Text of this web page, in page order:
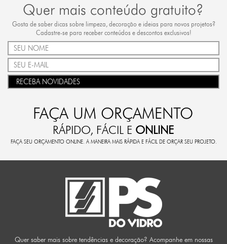
Quer mais conteúdo gratuito?
Gosta de saber dicas sobre limpeza, decoração e ideias para novos projetos?
Cadastre-se para receber conteúdos e descontos exclusivos!
RECEBA NOVIDADES
FAÇA UM ORÇAMENTO
RÁPIDO, FÁCIL E ONLINE
FAÇA SEU ORÇAMENTO ONLINE. A MANEIRA MAIS RÁPIDA E FÁCIL DE ORÇAR SEU PROJETO.
Quer saber mais sobre tendências e decoração? Acompanhe em nossas